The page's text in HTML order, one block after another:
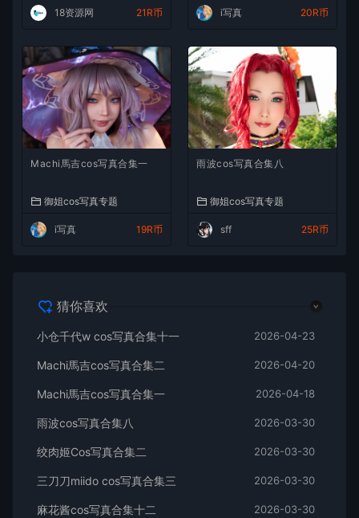
18资源网 21R币 i写真 20R币
Machi馬吉cos写真合集一
御姐cos写真专题
i写真 19R币
雨波cos写真合集八
御姐cos写真专题
sff 25R币
猜你喜欢
小仓千代w cos写真合集十一 2026-04-23
Machi馬吉cos写真合集二 2026-04-20
Machi馬吉cos写真合集一 2026-04-18
雨波cos写真合集八 2026-03-30
绞肉姬Cos写真合集二 2026-03-30
三刀刀miido cos写真合集三 2026-03-30
麻花酱cos写真合集十二 2026-03-30